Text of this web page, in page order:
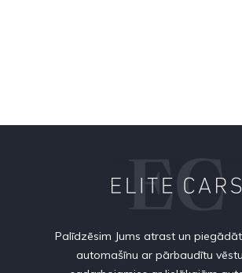
Palīdzēsim Jums atrast un
automašīnu ar pārbaudītu